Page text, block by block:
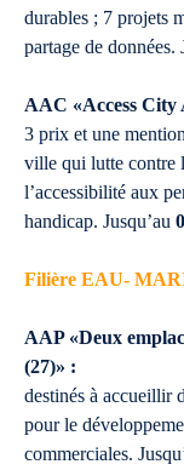
durables ; 7 projets
partage de données.
AAC «Access City
3 prix et une
ville qui lutte contre
l’accessibilité aux
handicap. Jusqu’au
Filière EAU-
AAP «Deux
(27)» :
destinés à accueillir
pour le
commerciales.